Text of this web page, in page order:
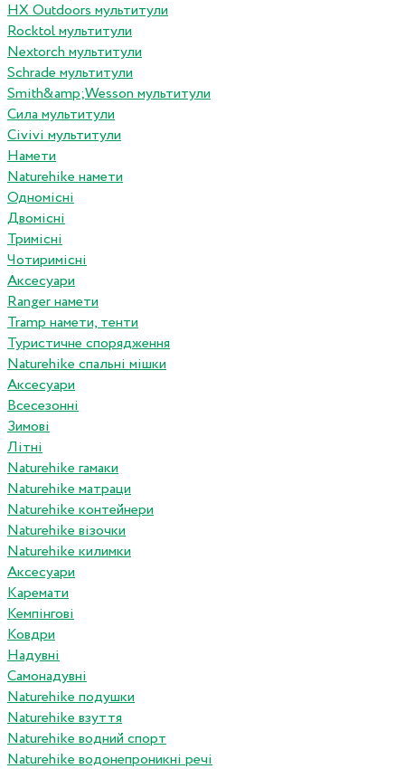
HX Outdoors мультитули
Rocktol мультитули
Nextorch мультитули
Schrade мультитули
Smith&amp;Wesson мультитули
Сила мультитули
Civivi мультитули
Намети
Naturehike намети
Одномісні
Двомісні
Тримісні
Чотиримісні
Аксесуари
Ranger намети
Tramp намети, тенти
Туристичне спорядження
Naturehike спальні мішки
Аксесуари
Всесезонні
Зимові
Літні
Naturehike гамаки
Naturehike матраци
Naturehike контейнери
Naturehike візочки
Naturehike килимки
Аксесуари
Каремати
Кемпінгові
Ковдри
Надувні
Самонадувні
Naturehike подушки
Naturehike взуття
Naturehike водний спорт
Naturehike водонепроникні речі